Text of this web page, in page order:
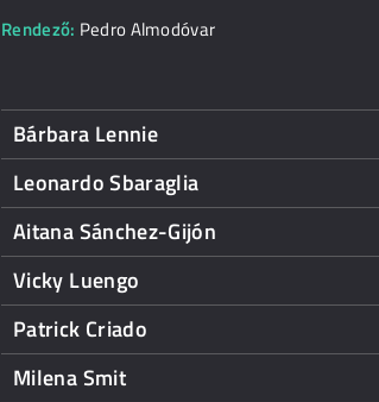
Rendező: Pedro Almodóvar
Bárbara Lennie
Leonardo Sbaraglia
Aitana Sánchez-Gijón
Vicky Luengo
Patrick Criado
Milena Smit